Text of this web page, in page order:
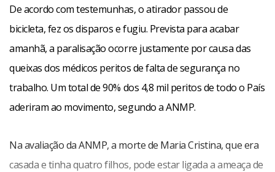
De acordo com testemunhas, o atirador passou de
bicicleta, fez os disparos e fugiu. Prevista para acabar
amanhã, a paralisação ocorre justamente por causa das
queixas dos médicos peritos de falta de segurança no
trabalho. Um total de 90% dos 4,8 mil peritos de todo o País
aderiram ao movimento, segundo a ANMP.
Na avaliação da ANMP, a morte de Maria Cristina, que era
casada e tinha quatro filhos, pode estar ligada a ameaça de